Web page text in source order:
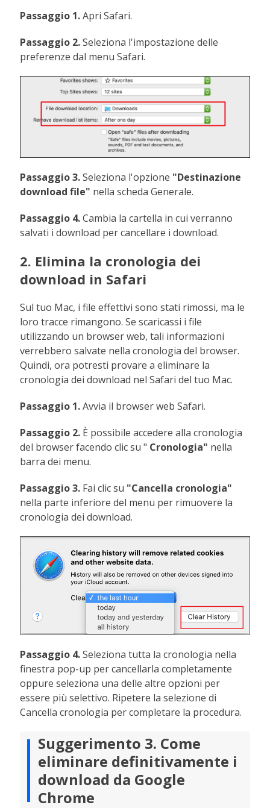
Passaggio 1.Apri Safari.
Passaggio 2.Seleziona l'impostazione delle
preferenze dal menu Safari.
Passaggio 3.Seleziona l'opzione "Destinazione
download file" nella scheda Generale.
Passaggio 4.Cambia la cartella in cui verranno
salvati i download per cancellare i download.
2. Elimina la cronologia dei
download in Safari
Sul tuo Mac, i file effettivi sono stati rimossi, ma le
loro tracce rimangono. Se scaricassi i file
utilizzando un browser web, tali informazioni
verrebbero salvate nella cronologia del browser.
Quindi, ora potresti provare a eliminare la
cronologia dei download nel Safari del tuo Mac.
Passaggio 1.Avvia il browser web Safari.
Passaggio 2. È possibile accedere alla cronologia
del browser facendo clic su " Cronologia" nella
barra dei menu.
Passaggio 3. Fai clic su "Cancella cronologia"
nella parte inferiore del menu per rimuovere la
cronologia dei download.
Passaggio 4.Seleziona tutta la cronologia nella
finestra pop-up per cancellarla completamente
oppure seleziona una delle altre opzioni per
essere più selettivo. Ripetere la selezione di
Cancella cronologia per completare la procedura.
Suggerimento 3. Come
eliminare definitivamente i
download da Google
Chrome